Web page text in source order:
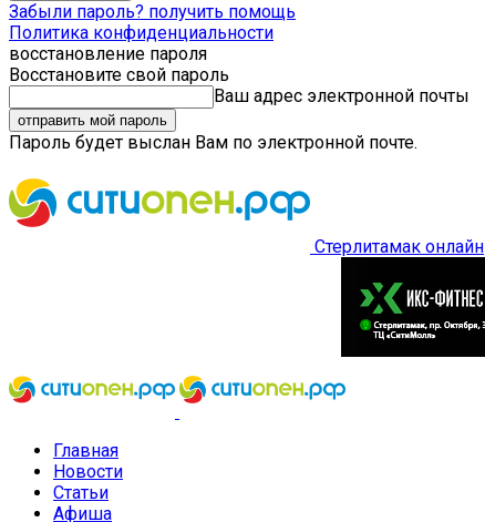
Забыли пароль? получить помощь
Политика конфиденциальности
восстановление пароля
Восстановите свой пароль
Ваш адрес электронной почты
Пароль будет выслан Вам по электронной почте.
Стерлитамак онлайн
Главная
Новости
Статьи
Афиша